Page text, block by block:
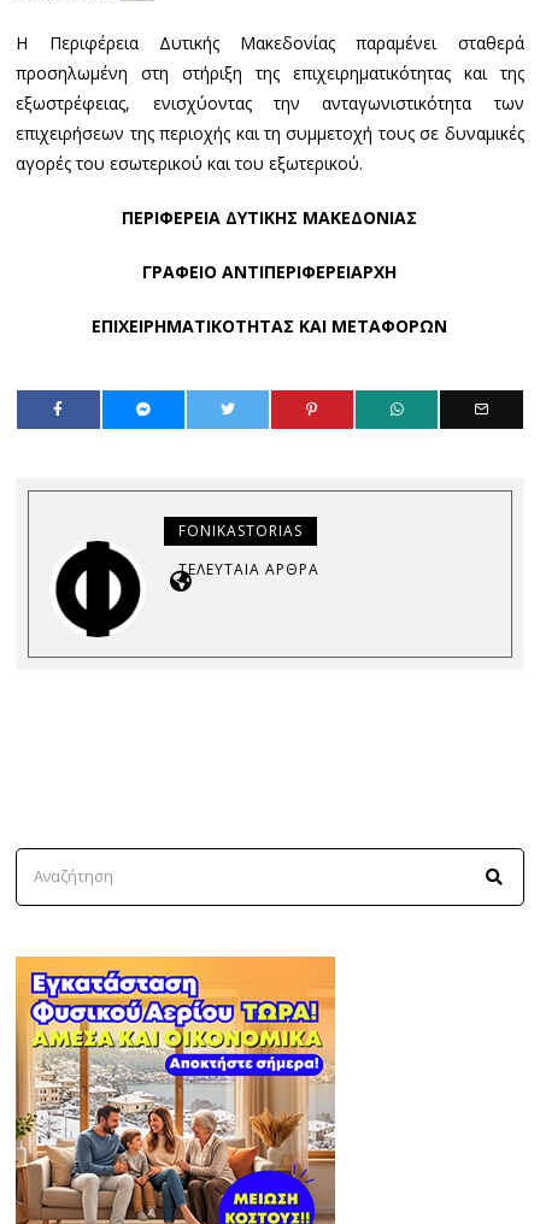
Η Περιφέρεια Δυτικής Μακεδονίας παραμένει σταθερά
προσηλωμένη στη στήριξη της επιχειρηματικότητας και της
εξωστρέφειας, ενισχύοντας την ανταγωνιστικότητα των
επιχειρήσεων της περιοχής και τη συμμετοχή τους σε δυναμικές
αγορές του εσωτερικού και του εξωτερικού.
ΠΕΡΙΦΕΡΕΙΑ ΔΥΤΙΚΗΣ ΜΑΚΕΔΟΝΙΑΣ
ΓΡΑΦΕΙΟ ΑΝΤΙΠΕΡΙΦΕΡΕΙΑΡΧΗ
ΕΠΙΧΕΙΡΗΜΑΤΙΚΟΤΗΤΑΣ ΚΑΙ ΜΕΤΑΦΟΡΩΝ
FONIKASTORIAS
ΤΕΛΕΥΤΑΊΑ ΆΡΘΡΑ